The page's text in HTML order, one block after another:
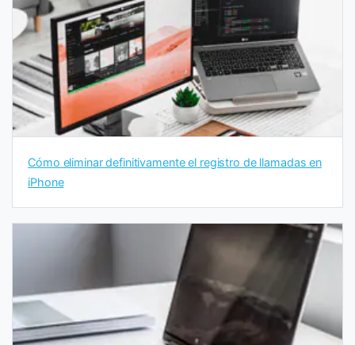
Cómo eliminar definitivamente el registro de llamadas en
iPhone